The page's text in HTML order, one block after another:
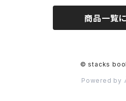
商品一覧
© stacks
Powered by